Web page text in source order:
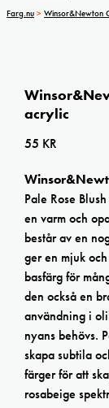
Farg.nu > Winsor&Newton
acrylic
55 KR
Pale Rose
en varm och
består av en
ger en mjuk
basfärg för
den också en
användning i
nyans behövs.
skapa subtila
färger för att
rosabeige